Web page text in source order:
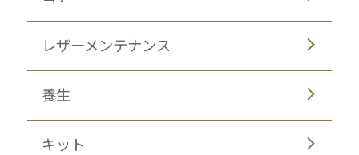
レザーメンテナンス
養生
キット